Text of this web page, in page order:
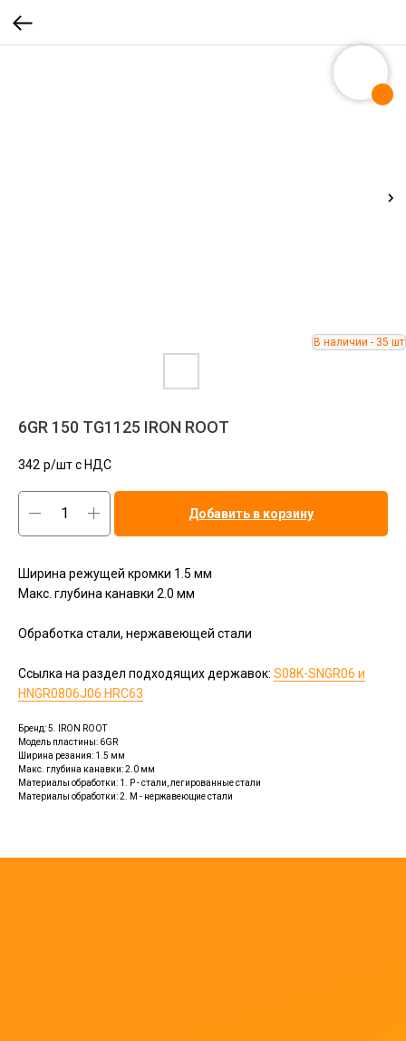
6GR 150 TG1125 IRON ROOT
342 р/шт c НДС
Добавить в корзину
Ширина режущей кромки 1.5 мм
Макс. глубина канавки 2.0 мм
Обработка стали, нержавеющей стали
Ссылка на раздел подходящих державок: S08K-SNGR06 и
HNGR0806J06 HRC63
Бренд: 5. IRON ROOT
Модель пластины: 6GR
Ширина резания: 1.5 мм
Макс. глубина канавки: 2.0 мм
Материалы обработки: 1. P - стали, легированные стали
Материалы обработки: 2. M - нержавеющие стали